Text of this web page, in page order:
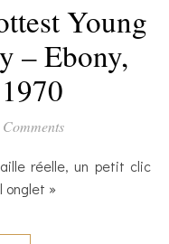
Young
– Ebony,
onglet »